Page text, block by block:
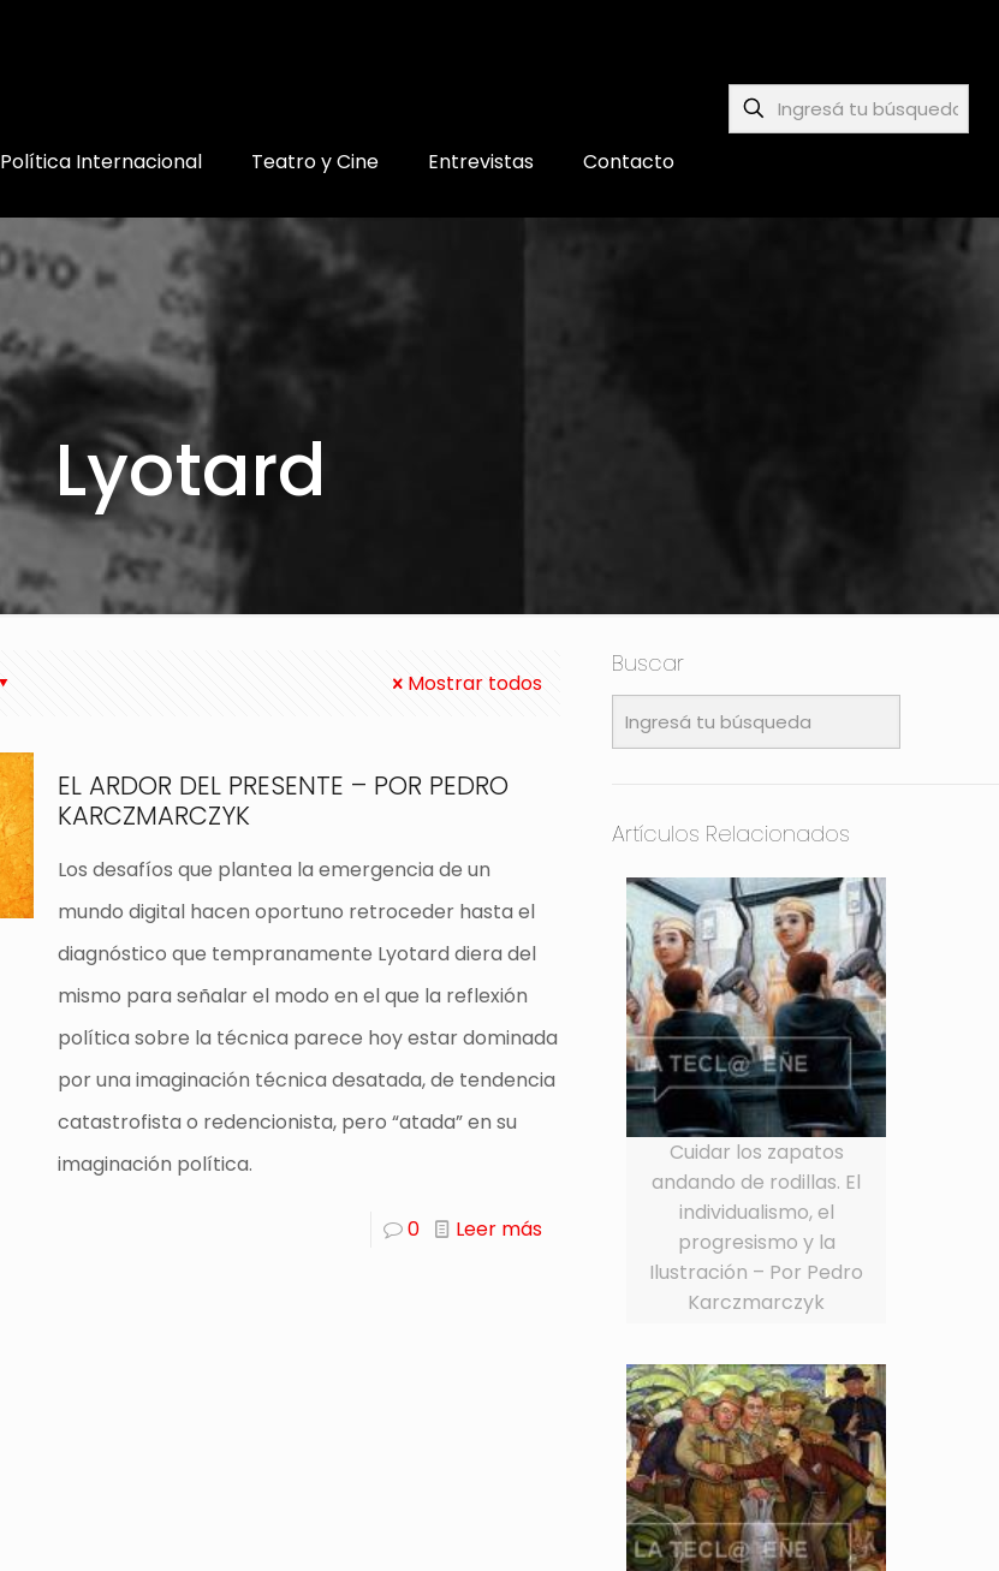
Política Internacional Teatro y Cine Entrevistas Contacto
Lyotard
Mostrar todos
EL ARDOR DEL PRESENTE – POR PEDRO
KARCZMARCZYK
Los desafíos que plantea la emergencia de un
mundo digital hacen oportuno retroceder hasta el
diagnóstico que tempranamente Lyotard diera del
mismo para señalar el modo en el que la reflexión
política sobre la técnica parece hoy estar dominada
por una imaginación técnica desatada, de tendencia
catastrofista o redencionista, pero “atada” en su
imaginación política.
0 Leer más
Buscar
Artículos Relacionados
Cuidar los zapatos
andando de rodillas. El
individualismo, el
progresismo y la
Ilustración – Por Pedro
Karczmarczyk